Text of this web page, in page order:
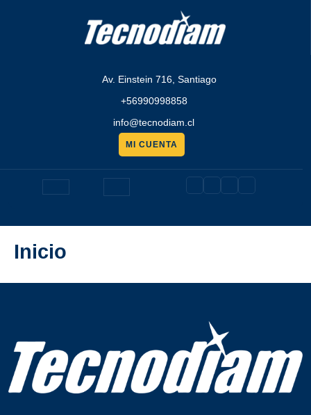
Av. Einstein 716, Santiago
+56990998858
info@tecnodiam.cl
MI CUENTA
presupuesto
Botón
de
Inicio